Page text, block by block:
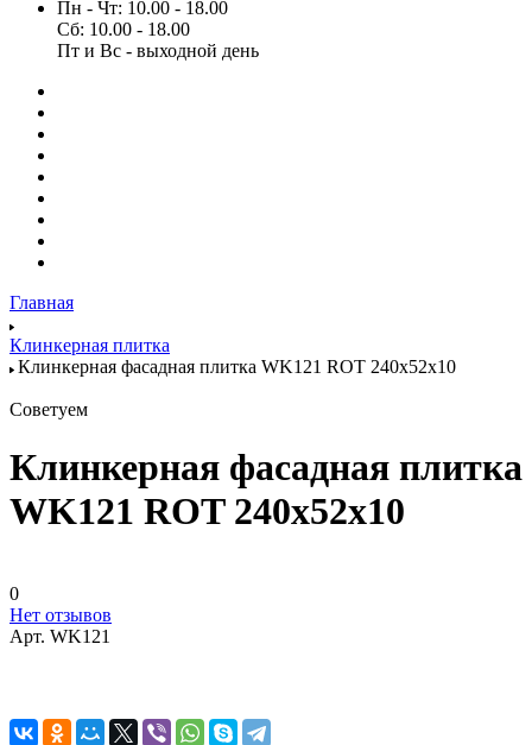
Пн - Чт: 10.00 - 18.00
Сб: 10.00 - 18.00
Пт и Вс - выходной день
Главная
Клинкерная плитка
Клинкерная фасадная плитка WK121 ROT 240x52x10
Советуем
Клинкерная фасадная плитка
WK121 ROT 240x52x10
0
Нет отзывов
Арт. WK121